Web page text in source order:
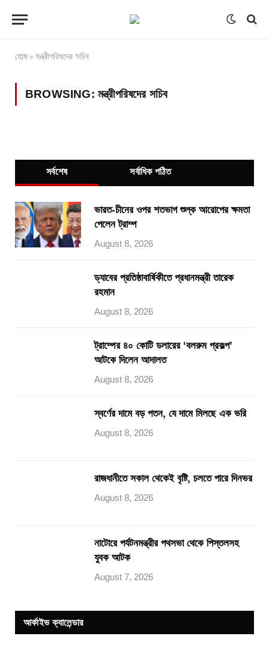
হোম » মন্ত্রীপরিষদের সচিব
BROWSING: মন্ত্রীপরিষদের সচিব
সর্বশেষ সর্বাধিক পঠিত
ভারত-চীনের ওপর শতভাগ শুল্ক আরোপের ক্ষমতা
পেলেন ট্রাম্প
August 8, 2026
ড্যাবের প্রতিষ্ঠাবার্ষিকীতে প্রধানমন্ত্রী তারেক
রহমান
August 8, 2026
ট্রাম্পের ৪০ কোটি ডলারের ‘বলরুম প্রকল্প’
আটকে দিলেন আদালত
August 8, 2026
স্বর্ণের দামে বড় পতন, যে দামে মিলছে এক ভরি
August 8, 2026
রাজধানীতে সকাল থেকেই বৃষ্টি, চলতে পারে দিনভর
August 8, 2026
নাটোরে পর্যটনমন্ত্রীর পথসভা থেকে পিস্তলসহ
যুবক আটক
August 7, 2026
আর্কাইভ ক্যালেন্ডার